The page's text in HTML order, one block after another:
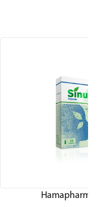
Hamapharm